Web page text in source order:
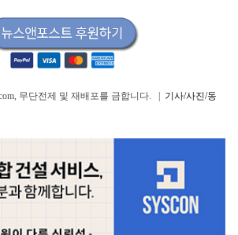
무단전제 및 재배포를 금합니다. | 기사/사진/동